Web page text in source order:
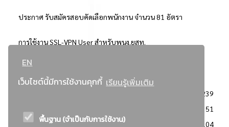
EN
เว็บไซต์นี้มีการใช้งานคุกกี้ เรียนรู้เพิ่มเติม
พื้นฐาน (จำเป็นกับการใช้งาน)
ประกาศ รับสมัครสอบคัดเลือกพนักงาน จำนวน 81 อัตรา
การใช้งาน SSL-VPN User สำหรับพนง.ยสท.
..ยอดนิยม..
3239
2351
: วิธีเฉพาะเจาะจง
2104